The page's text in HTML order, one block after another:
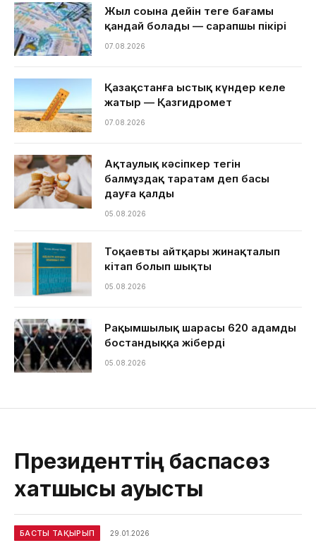
Жыл соңына дейін теңге бағамы
қандай болады — сарапшы пікірі
07.08.2026
Қазақстанға ыстық күндер келе
жатыр — Қазгидромет
07.08.2026
Ақтаулық кәсіпкер тегін
балмұздақ таратам деп басы
дауға қалды
05.08.2026
Тоқаевтың айтқары жинақталып
кітап болып шықты
05.08.2026
Рақымшылық шарасы 620 адамды
бостандыққа жіберді
05.08.2026
Президенттің баспасөз
хатшысы ауысты
БАСТЫ ТАҚЫРЫП 29.01.2026